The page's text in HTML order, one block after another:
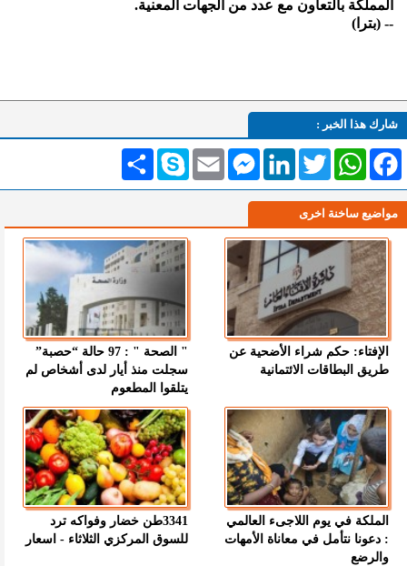
المملكة بالتعاون مع عدد من الجهات المعنية.
-- (بترا)
شارك هذا الخبر :
انشر Skype Email
MessengerLinkedInTwitterWhatsAppFacebook
مواضيع ساخنة اخرى
الإفتاء: حكم شراء الأضحية عن
طريق البطاقات الائتمانية
" الصحة " : 97 حالة “حصبة”
سجلت منذ أيار لدى أشخاص لم
يتلقوا المطعوم
الملكة في يوم اللاجىء العالمي
: دعونا نتأمل في معاناة الأمهات
والرضع
3341طن خضار وفواكه ترد
للسوق المركزي الثلاثاء - اسعار